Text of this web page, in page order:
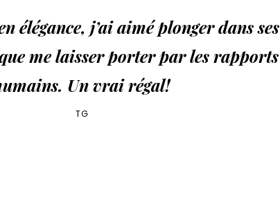
élégance, j’ai aimé plonger dans ses
me laisser porter par les rapports
Un vrai régal!
TG